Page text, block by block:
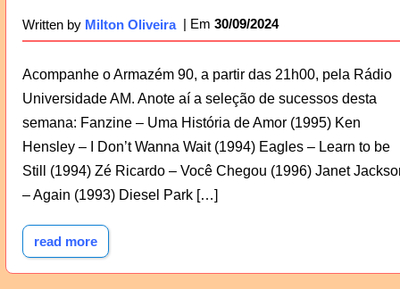
Written by Milton Oliveira 30/09/2024
Acompanhe o Armazém 90, a partir das 21h00, pela Rádio
Universidade AM. Anote aí a seleção de sucessos desta
semana: Fanzine – Uma História de Amor (1995) Ken
Hensley – I Don’t Wanna Wait (1994) Eagles – Learn to be
Still (1994) Zé Ricardo – Você Chegou (1996) Janet
– Again (1993) Diesel Park […]
read more